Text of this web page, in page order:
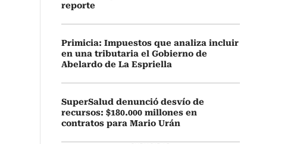
reporte
Primicia: Impuestos que analiza incluir
en una tributaria el Gobierno de
Abelardo de La Espriella
SuperSalud denunció desvío de
recursos: $180.000 millones en
contratos para Mario Urán